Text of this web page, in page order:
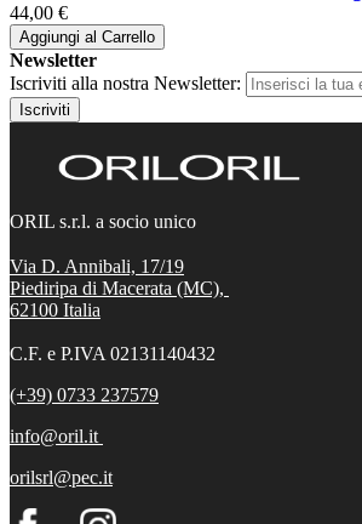
44,00 €
Aggiungi al Carrello
Newsletter
Iscriviti alla nostra Newsletter:
Iscriviti
ORIL s.r.l. a socio unico
Via D. Annibali, 17/19
Piediripa di Macerata (MC),
62100 Italia
C.F. e P.IVA 02131140432
(+39) 0733 237579
info@oril.it
orilsrl@pec.it